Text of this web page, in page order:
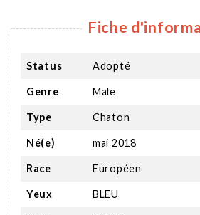
Fiche
Status Adopté
Genre Male
Type Chaton
Né(e) mai 2018
Race Européen
Yeux BLEU